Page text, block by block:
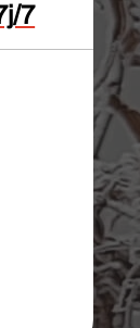
7